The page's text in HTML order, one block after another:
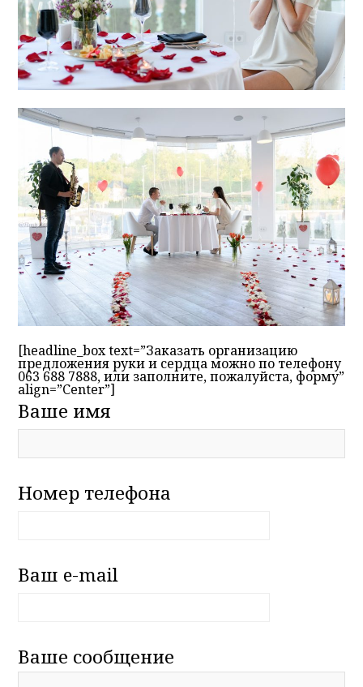
[headline_box text=”Заказать организацию
предложения руки и сердца можно по телефону
063 688 7888, или заполните, пожалуйста, форму”
align=”Center”]
Ваше имя
Номер телефона
Ваш e-mail
Ваше сообщение